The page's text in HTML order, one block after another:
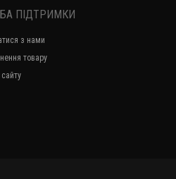
ПІДТРИМКИ
з нами